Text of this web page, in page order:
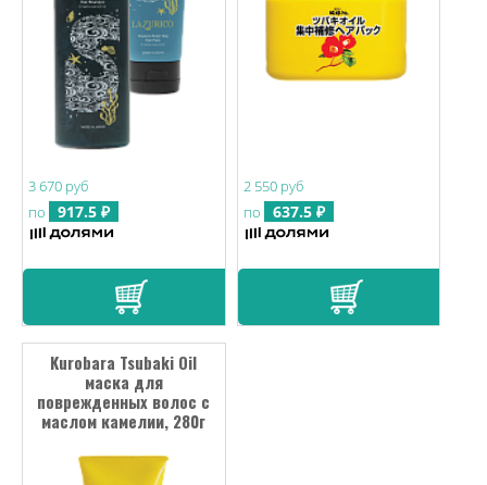
3 670 руб
по
917.5 ₽
2 550 руб
по
637.5 ₽
Kurobara Tsubaki Oil
маска для
поврежденных волос с
маслом камелии, 280г